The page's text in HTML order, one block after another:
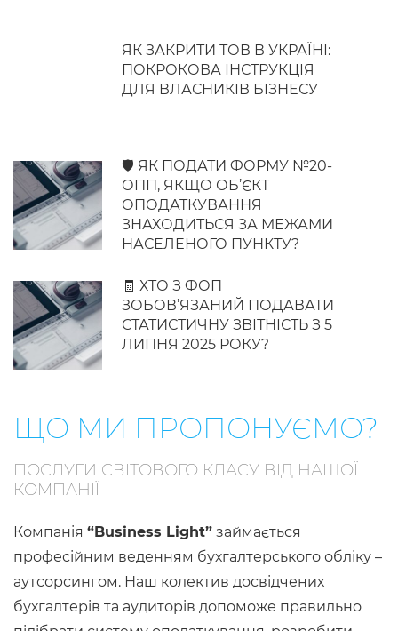
ЯК ЗАКРИТИ ТОВ В УКРАЇНІ:
ПОКРОКОВА ІНСТРУКЦІЯ
ДЛЯ ВЛАСНИКІВ БІЗНЕСУ
🛡️ ЯК ПОДАТИ ФОРМУ №20-
ОПП, ЯКЩО ОБ’ЄКТ
ОПОДАТКУВАННЯ
ЗНАХОДИТЬСЯ ЗА МЕЖАМИ
НАСЕЛЕНОГО ПУНКТУ?
🧾 ХТО З ФОП
ЗОБОВ’ЯЗАНИЙ ПОДАВАТИ
СТАТИСТИЧНУ ЗВІТНІСТЬ З 5
ЛИПНЯ 2025 РОКУ?
ЩО МИ ПРОПОНУЄМО?
ПОСЛУГИ СВІТОВОГО КЛАСУ ВІД НАШОЇ
КОМПАНІЇ
Компанія “Business Light” займається
професійним веденням бухгалтерського обліку –
аутсорсингом. Наш колектив досвідчених
бухгалтерів та аудиторів допоможе правильно